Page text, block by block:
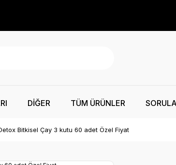
DİĞER TÜM ÜRÜNLER
Bitkisel Çay 3 kutu 60 adet Özel Fiyat